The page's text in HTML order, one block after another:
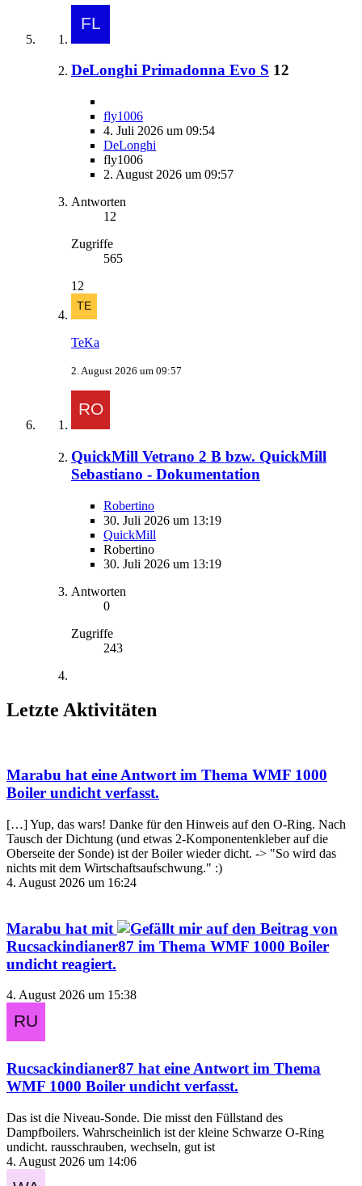
DeLonghi Primadonna Evo S 12
fly1006
4. Juli 2026 um 09:54
DeLonghi
fly1006
2. August 2026 um 09:57
Antworten
12
Zugriffe
565
12
TeKa
2. August 2026 um 09:57
QuickMill Vetrano 2 B bzw. QuickMill
Sebastiano - Dokumentation
Robertino
30. Juli 2026 um 13:19
QuickMill
Robertino
30. Juli 2026 um 13:19
Antworten
0
Zugriffe
243
Letzte Aktivitäten
Marabu hat eine Antwort im Thema WMF 1000
Boiler undicht verfasst.
[…] Yup, das wars! Danke für den Hinweis auf den O-Ring. Nach
Tausch der Dichtung (und etwas 2-Komponentenkleber auf die
Oberseite der Sonde) ist der Boiler wieder dicht. -> "So wird das
nichts mit dem Wirtschaftsaufschwung." :)
4. August 2026 um 16:24
Marabu hat mit
auf den Beitrag von
Rucsackindianer87 im Thema WMF 1000 Boiler
undicht reagiert.
4. August 2026 um 15:38
Rucsackindianer87 hat eine Antwort im Thema
WMF 1000 Boiler undicht verfasst.
Das ist die Niveau-Sonde. Die misst den Füllstand des
Dampfboilers. Wahrscheinlich ist der kleine Schwarze O-Ring
undicht. rausschrauben, wechseln, gut ist
4. August 2026 um 14:06